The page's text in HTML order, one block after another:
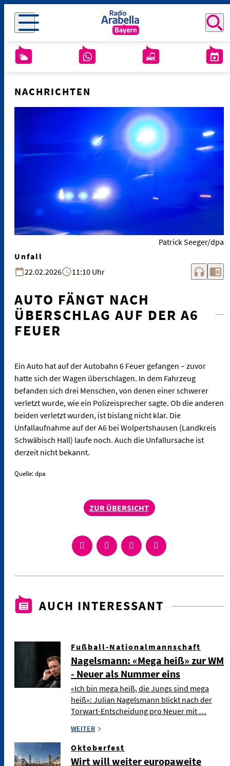
NACHRICHTEN
Patrick Seeger/dpa
Unfall
22.02.2026
11:10 Uhr headphones chrome_reader_mode
AUTO FÄNGT NACH
ÜBERSCHLAG AUF DER A6
FEUER
Ein Auto hat auf der Autobahn 6 Feuer gefangen – zuvor
hatte sich der Wagen überschlagen. In dem Fahrzeug
befanden sich drei Menschen, von denen einer schwerer
verletzt wurde, wie ein Polizeisprecher sagte. Ob die anderen
beiden verletzt wurden, ist bislang nicht klar. Die
Unfallaufnahme auf der A6 bei Wolpertshausen (Landkreis
Schwäbisch Hall) laufe noch. Auch die Unfallursache ist
derzeit nicht bekannt.
Quelle: dpa
ZUR ÜBERSICHT
AUCH INTERESSANT
Fußball-Nationalmannschaft
Nagelsmann: «Mega heiß» zur WM
- Neuer als Nummer eins
«Ich bin mega heiß, die Jungs sind mega
heiß»: Julian Nagelsmann blickt nach der
Torwart-Entscheidung pro Neuer mit …
WEITER
Oktoberfest
Wirt will weiter europaweite